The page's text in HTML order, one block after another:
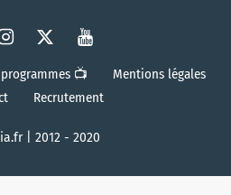
📺
Mentions légales
Recrutement
| 2012 - 2020